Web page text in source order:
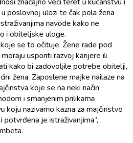
poslovnoj ulozi te čak pola žena
navode kako ne
i obiteljske uloge.
se to očituje. Žene rade pod
usporiti razvoj karijere ili
kako bi zadovoljile potrebe obitelji,
žena. Zaposlene majke nailaze na
koje se na neki način
i smanjenim prilikama
koju nazivamo kazna za majčinstvo
potvrđena je istraživanjima“,